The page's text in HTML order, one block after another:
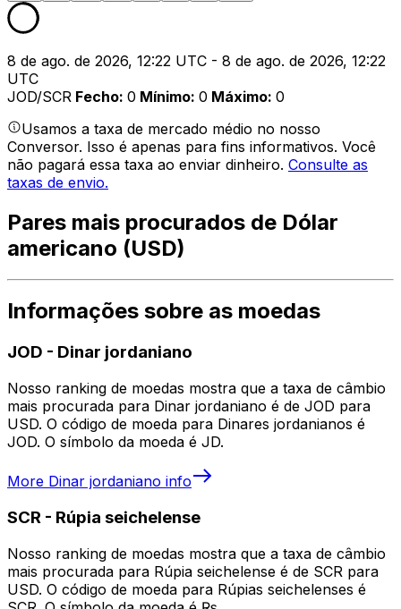
8 de ago. de 2026, 12:22 UTC - 8 de ago. de 2026, 12:22
UTC
JOD/SCR Fecho: 0 Mínimo: 0 Máximo: 0
Usamos a taxa de mercado médio no nosso
Conversor. Isso é apenas para fins informativos. Você
não pagará essa taxa ao enviar dinheiro. Consulte as
taxas de envio.
Pares mais procurados de Dólar
americano (USD)
Informações sobre as moedas
JOD - Dinar jordaniano
Nosso ranking de moedas mostra que a taxa de câmbio
mais procurada para Dinar jordaniano é de JOD para
USD. O código de moeda para Dinares jordanianos é
JOD. O símbolo da moeda é JD.
More Dinar jordaniano info
SCR - Rúpia seichelense
Nosso ranking de moedas mostra que a taxa de câmbio
mais procurada para Rúpia seichelense é de SCR para
USD. O código de moeda para Rúpias seichelenses é